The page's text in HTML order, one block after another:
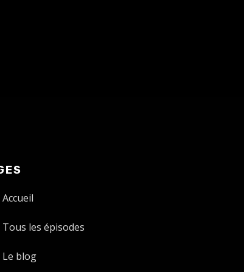
Accueil
Tous les épisodes
Le blog